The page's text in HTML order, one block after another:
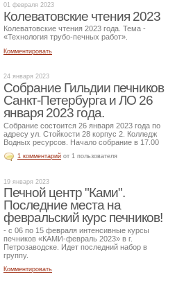
01 февраля 2023
Колеватовские чтения 2023
Колеватовские чтения 2023 года. Тема -
«Технология трубо-печных работ».
Комментировать
24 января 2023
Собрание Гильдии печников
Санкт-Петербурга и ЛО 26
января 2023 года.
Собрание состоится 26 января 2023 года по
адресу ул. Стойкости 28 корпус 2. Колледж
Водных ресурсов. Начало собрание в 17.00
1 комментарий от 1 пользователя
19 января 2023
Печной центр "Ками".
Последние места на
февральский курс печников!
- с 06 по 15 февраля интенсивные курсы
печников «КАМИ-февраль 2023» в г.
Петрозаводске. Идет последний набор в
группу.
Комментировать